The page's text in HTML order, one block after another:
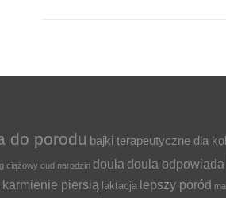
do porodu bajki terapeutyczne dla
ciążowy cud narodzin doula doula odpowiada
karmienie piersią laktacja lepszy poród